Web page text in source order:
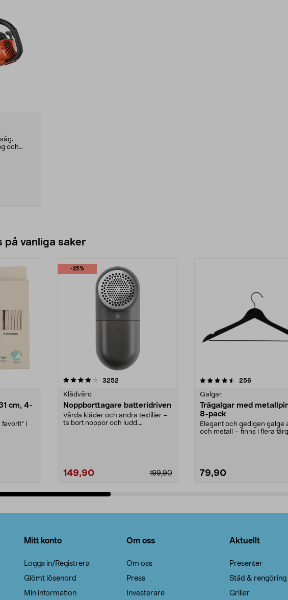
och
på vanliga saker
cm, 4-
i
-25%
3252
Klädvård
Noppborttagare batteridriven
Vårda kläder och andra textilier –
ta bort noppor och ludd.
199,90
149,90
4.5av 5 stjärnor 256recensioner
Galgar
Trägalgar med
8-pack
Elegant och gedigen galge
och metall – finns i flera
79,90
4.0av 5 stjärnor
Mitt konto
Logga in/Registrera
Glömt lösenord
Min information
Om oss
Om oss
Press
Investerare
Aktuellt
Presenter
Städ & rengöring
Grillar